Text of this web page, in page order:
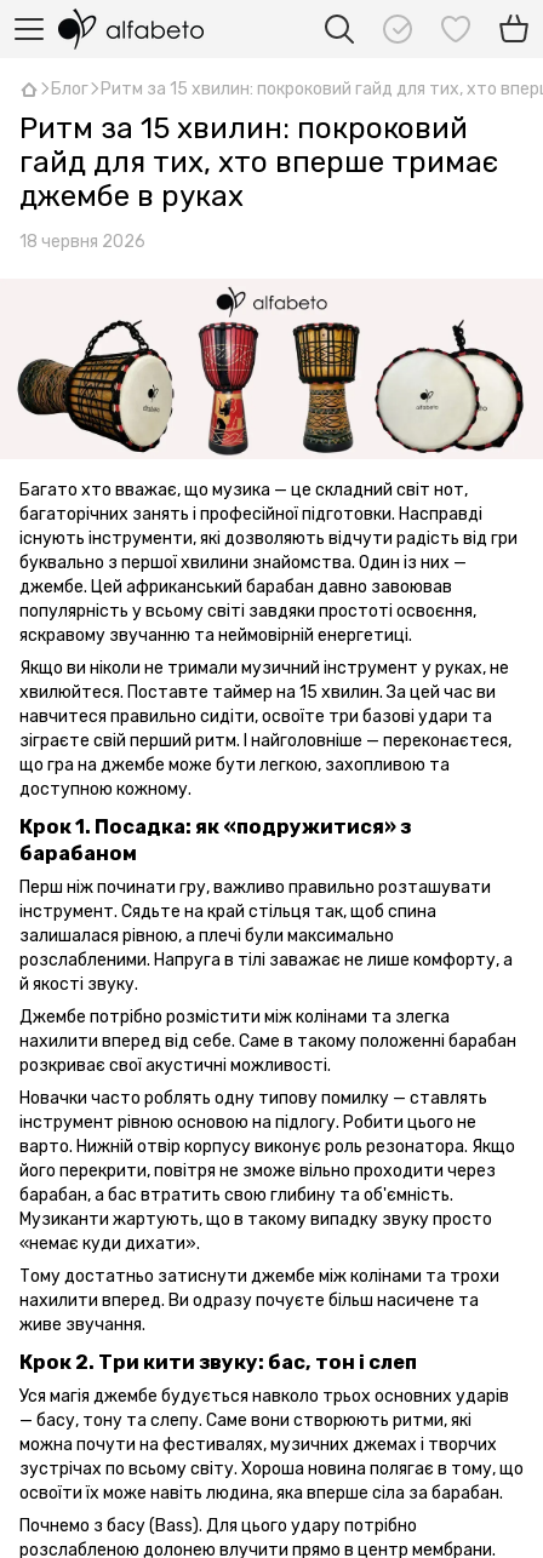
Блог Ритм за 15 хвилин: покроковий гайд для тих, хто
Ритм за 15 хвилин: покроковий
гайд для тих, хто вперше тримає
джембе в руках
18 червня 2026
Багато хто вважає, що музика — це складний світ нот,
багаторічних занять і професійної підготовки. Насправді
існують інструменти, які дозволяють відчути радість від гри
буквально з першої хвилини знайомства. Один із них —
джембе. Цей африканський барабан давно завоював
популярність у всьому світі завдяки простоті освоєння,
яскравому звучанню та неймовірній енергетиці.
Якщо ви ніколи не тримали музичний інструмент у руках, не
хвилюйтеся. Поставте таймер на 15 хвилин. За цей час ви
навчитеся правильно сидіти, освоїте три базові удари та
зіграєте свій перший ритм. І найголовніше — переконаєтеся,
що гра на джембе може бути легкою, захопливою та
доступною кожному.
Крок 1. Посадка: як «подружитися» з
барабаном
Перш ніж починати гру, важливо правильно розташувати
інструмент. Сядьте на край стільця так, щоб спина
залишалася рівною, а плечі були максимально
розслабленими. Напруга в тілі заважає не лише комфорту, а
й якості звуку.
Джембе потрібно розмістити між колінами та злегка
нахилити вперед від себе. Саме в такому положенні барабан
розкриває свої акустичні можливості.
Новачки часто роблять одну типову помилку — ставлять
інструмент рівною основою на підлогу. Робити цього не
варто. Нижній отвір корпусу виконує роль резонатора. Якщо
його перекрити, повітря не зможе вільно проходити через
барабан, а бас втратить свою глибину та об'ємність.
Музиканти жартують, що в такому випадку звуку просто
«немає куди дихати».
Тому достатньо затиснути джембе між колінами та трохи
нахилити вперед. Ви одразу почуєте більш насичене та
живе звучання.
Крок 2. Три кити звуку: бас, тон і слеп
Уся магія джембе будується навколо трьох основних ударів
— басу, тону та слепу. Саме вони створюють ритми, які
можна почути на фестивалях, музичних джемах і творчих
зустрічах по всьому світу. Хороша новина полягає в тому, що
освоїти їх може навіть людина, яка вперше сіла за барабан.
Почнемо з басу (Bass). Для цього удару потрібно
розслабленою долонею влучити прямо в центр мембрани.